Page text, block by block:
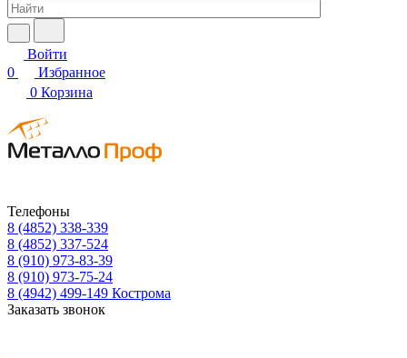
Войти
0
Избранное
0 Корзина
Телефоны
8 (4852) 338-339
8 (4852) 337-524
8 (910) 973-83-39
8 (910) 973-75-24
8 (4942) 499-149 Кострома
Заказать звонок